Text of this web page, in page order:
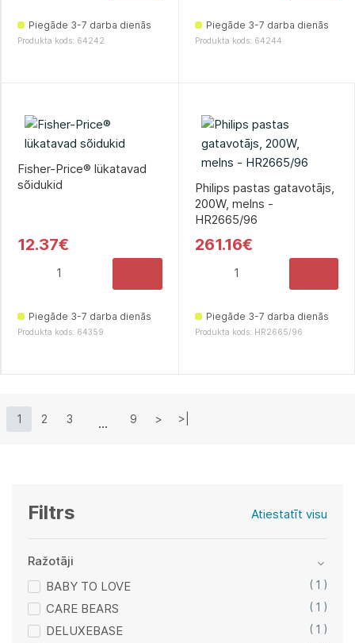
Filtrs Atiestatīt visu
Ražotāji
BABY TO LOVE
( 1 )
CARE BEARS ( 1 )
DELUXEBASE ( 1 )
Piegāde 3-7 darba dienās
Produkta kods: 64242
Piegāde 3-7 darba dienās
Produkta kods: 64244
Fisher-Price® lükatavad
sõidukid
12.37€
Piegāde 3-7 darba dienās
Produkta kods: 64359
Philips pastas gatavotājs,
200W, melns -
HR2665/96
261.16€
Piegāde 3-7 darba dienās
Produkta kods: HR2665/96
1 2 3 9 > >|